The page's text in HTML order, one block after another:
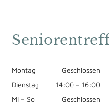
Montag
Geschlossen
Dienstag
14:00 – 16:00
Mi – So Geschlossen